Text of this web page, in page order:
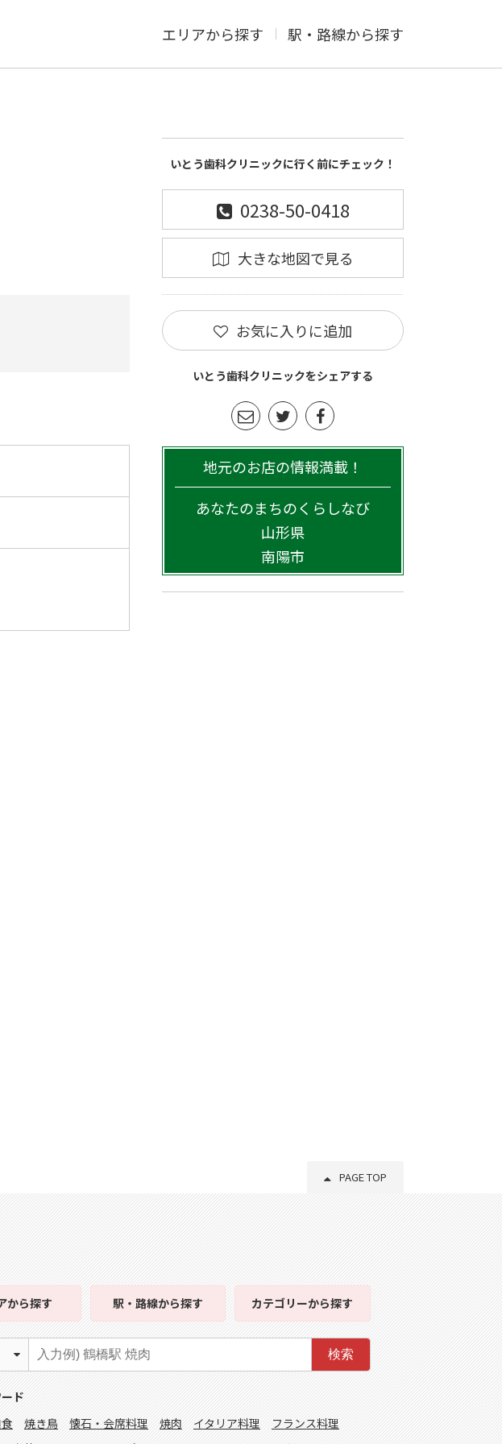
エリアから探す 駅・路線から探す
いとう歯科クリニックに行く前にチェック！
0238-50-0418
大きな地図で見る
お気に入りに追加
いとう歯科クリニックをシェアする
地元のお店の情報満載！
あなたのまちのくらしなび
山形県
南陽市
PAGE TOP
から探す 駅・路線から探す カテゴリーから探す
検索
ド
焼き鳥 懐石・会席料理 焼肉 イタリア料理
フランス料理